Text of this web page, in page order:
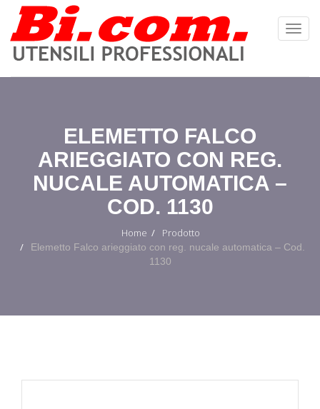
ELEMETTO FALCO
ARIEGGIATO CON REG.
NUCALE AUTOMATICA –
COD. 1130
Home Prodotto
Elemetto Falco arieggiato con reg. nucale automatica – Cod.
1130